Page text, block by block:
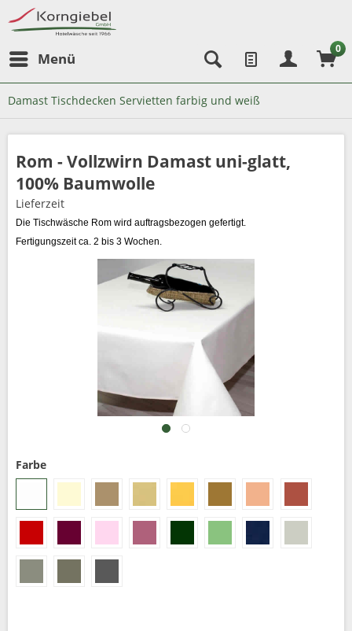
Menü
0
Damast Tischdecken Servietten farbig und weiß
Rom - Vollzwirn Damast uni-glatt,
100% Baumwolle
Lieferzeit
Die Tischwäsche Rom wird auftragsbezogen gefertigt.
Fertigungszeit ca. 2 bis 3 Wochen.
Farbe